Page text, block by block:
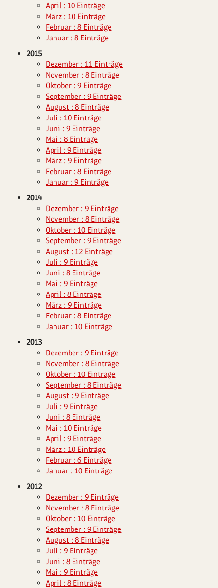
April : 10 Einträge
März : 10 Einträge
Februar : 8 Einträge
Januar : 8 Einträge
2015
Dezember : 11 Einträge
November : 8 Einträge
Oktober : 9 Einträge
September : 9 Einträge
August : 8 Einträge
Juli : 10 Einträge
Juni : 9 Einträge
Mai : 8 Einträge
April : 9 Einträge
März : 9 Einträge
Februar : 8 Einträge
Januar : 9 Einträge
2014
Dezember : 9 Einträge
November : 8 Einträge
Oktober : 10 Einträge
September : 9 Einträge
August : 12 Einträge
Juli : 9 Einträge
Juni : 8 Einträge
Mai : 9 Einträge
April : 8 Einträge
März : 9 Einträge
Februar : 8 Einträge
Januar : 10 Einträge
2013
Dezember : 9 Einträge
November : 8 Einträge
Oktober : 10 Einträge
September : 8 Einträge
August : 9 Einträge
Juli : 9 Einträge
Juni : 8 Einträge
Mai : 10 Einträge
April : 9 Einträge
März : 10 Einträge
Februar : 6 Einträge
Januar : 10 Einträge
2012
Dezember : 9 Einträge
November : 8 Einträge
Oktober : 10 Einträge
September : 9 Einträge
August : 8 Einträge
Juli : 9 Einträge
Juni : 8 Einträge
Mai : 9 Einträge
April : 8 Einträge